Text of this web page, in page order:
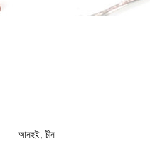
আনহুই, চীন